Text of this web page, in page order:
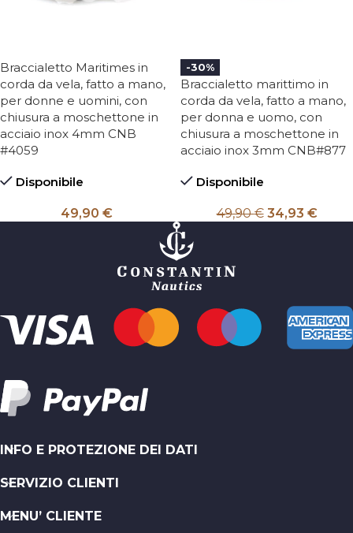
Braccialetto Maritimes in
corda da vela, fatto a mano,
per donne e uomini, con
chiusura a moschettone in
acciaio inox 4mm CNB
#4059
Disponibile
49,90 €
-30%
Braccialetto marittimo in
corda da vela, fatto a mano,
per donna e uomo, con
chiusura a moschettone in
acciaio inox 3mm CNB#877
Disponibile
49,90€ 34,93 €
INFO E PROTEZIONE DEI DATI
SERVIZIO CLIENTI
MENU’ CLIENTE